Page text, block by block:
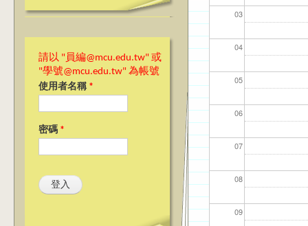
請以 "員編@mcu.edu.tw" 或
"學號@mcu.edu.tw" 為帳號
使用者名稱 *
密碼 *
03
04
05
06
07
08
09